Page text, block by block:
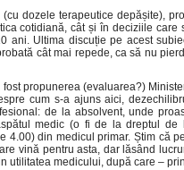
dozele terapeutice depășite),
cotidiană, cât și în deciziile
ani. Ultima discuție pe acest
cât mai repede, ca să nu
propunerea (evaluarea?)
cum s-a ajuns aici,
de la absolvent, unde
medic (o fi de la dreptul de
4.00) din medicul primar. Știm că
vină pentru asta, dar lăsând
utilitatea medicului, după care –